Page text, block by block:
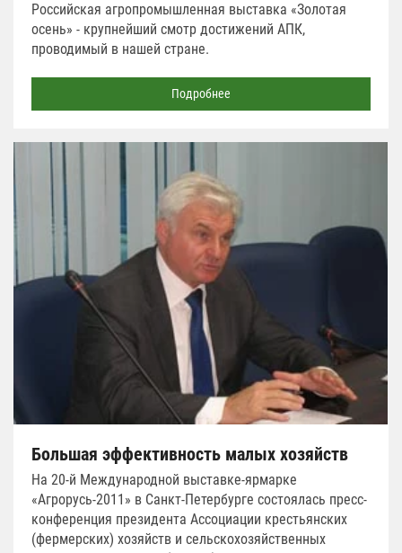
Российская агропромышленная выставка «Золотая
осень» - крупнейший смотр достижений АПК,
проводимый в нашей стране.
Подробнее
Большая эффективность малых хозяйств
На 20-й Международной выставке-ярмарке
«Агрорусь-2011» в Санкт-Петербурге состоялась пресс-
конференция президента Ассоциации крестьянских
(фермерских) хозяйств и сельскохозяйственных